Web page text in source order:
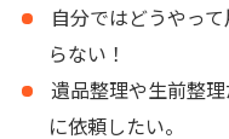
自分ではどうやっ
らない！
遺品整理や生前整
に依頼したい。